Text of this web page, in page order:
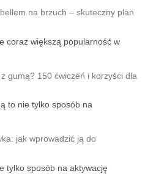
na brzuch – skuteczny plan
coraz większą popularność w
gumą? 150 ćwiczeń i korzyści dla
to nie tylko sposób na
jak wprowadzić ją do
tylko sposób na aktywację